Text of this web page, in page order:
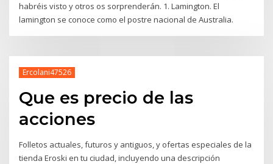
habréis visto y otros os sorprenderán. 1. Lamington. El
lamington se conoce como el postre nacional de Australia.
Ercolani47526
Que es precio de las
acciones
Folletos actuales, futuros y antiguos, y ofertas especiales de la
tienda Eroski en tu ciudad, incluyendo una descripción